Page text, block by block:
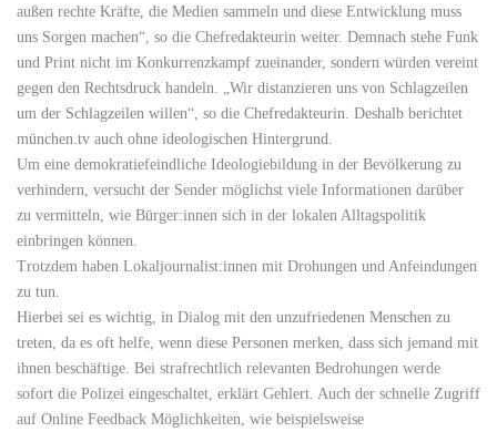
außen rechte Kräfte, die Medien sammeln und diese Entwicklung muss
uns Sorgen machen“, so die Chefredakteurin weiter. Demnach stehe Funk
und Print nicht im Konkurrenzkampf zueinander, sondern würden vereint
gegen den Rechtsdruck handeln. „Wir distanzieren uns von Schlagzeilen
um der Schlagzeilen willen“, so die Chefredakteurin. Deshalb berichtet
münchen.tv auch ohne ideologischen Hintergrund.
Um eine demokratiefeindliche Ideologiebildung in der Bevölkerung zu
verhindern, versucht der Sender möglichst viele Informationen darüber
zu vermitteln, wie Bürger:innen sich in der lokalen Alltagspolitik
einbringen können.
Trotzdem haben Lokaljournalist:innen mit Drohungen und Anfeindungen
zu tun.
Hierbei sei es wichtig, in Dialog mit den unzufriedenen Menschen zu
treten, da es oft helfe, wenn diese Personen merken, dass sich jemand mit
ihnen beschäftige. Bei strafrechtlich relevanten Bedrohungen werde
sofort die Polizei eingeschaltet, erklärt Gehlert. Auch der schnelle Zugriff
auf Online Feedback Möglichkeiten, wie beispielsweise